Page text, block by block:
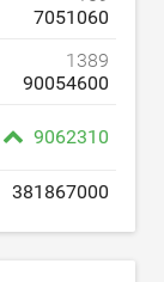
7051060
1389
90054600
9062310
381867000